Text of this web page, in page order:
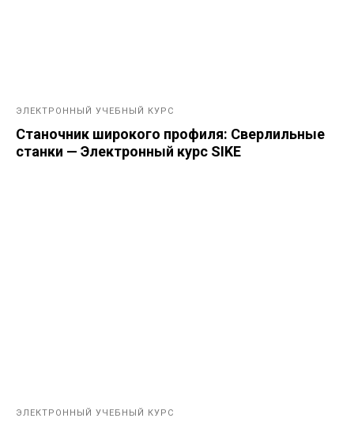
ЭЛЕКТРОННЫЙ УЧЕБНЫЙ КУРС
Станочник широкого профиля: Сверлильные
станки — Электронный курс SIKE
ЭЛЕКТРОННЫЙ УЧЕБНЫЙ КУРС